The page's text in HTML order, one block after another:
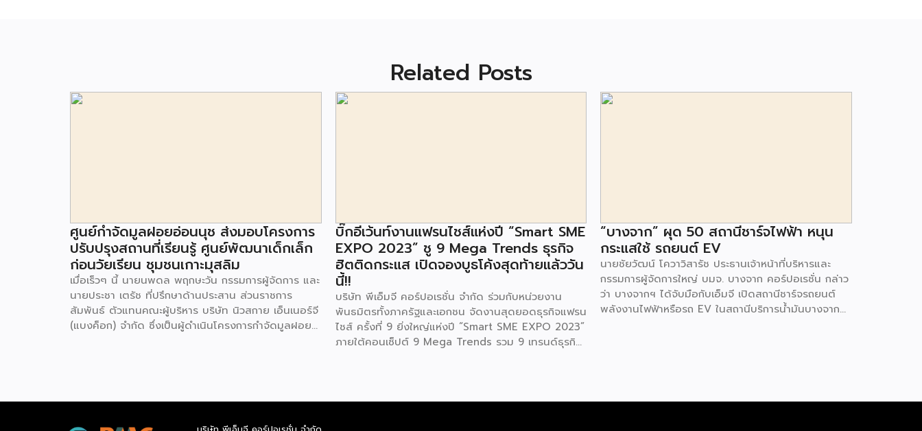
Related Posts
ศูนย์กำจัดมูลฝอยอ่อนนุช ส่งมอบโครงการ
ปรับปรุงสถานที่เรียนรู้ ศูนย์พัฒนาเด็กเล็ก
ก่อนวัยเรียน ชุมชนเกาะมุสลิม
เมื่อเร็วๆ นี้ นายนพดล พฤกษะวัน กรรมการผู้จัดการ และ
นายประชา เตรัช ที่ปรึกษาด้านประสาน ส่วนราชการ
สัมพันธ์ ตัวแทนคณะผู้บริหาร บริษัท นิวสกาย เอ็นเนอร์จี
ศูนย์พัฒนาเด็กเล็ก ก่อนวัยเรียน ชุมชนเกาะมุสลิม แขวง
บิ๊กอีเว้นท์งานแฟรนไชส์แห่งปี “Smart SME
EXPO 2023” ชู 9 Mega Trends ธุรกิจ
ฮิตติดกระแส เปิดจองบูธโค้งสุดท้ายแล้ววัน
นี้!!
บริษัท พีเอ็มจี คอร์ปอเรชั่น จำกัด ร่วมกับหน่วยงาน
พันธมิตรทั้งภาครัฐและเอกชน จัดงานสุดยอดธุรกิจแฟรน
ไชส์ ครั้งที่ 9 ยิ่งใหญ่แห่งปี “Smart SME EXPO 2023”
Coffee & Beverage Trends, Education Trends,
“บางจาก” ผุด 50 สถานีชาร์จไฟฟ้า หนุน
กระแสใช้ รถยนต์ EV
นายชัยวัฒน์ โควาวิสารัช ประธานเจ้าหน้าที่บริหารและ
กรรมการผู้จัดการใหญ่ บมจ. บางจาก คอร์ปอเรชั่น กล่าว
ว่า บางจากฯ ได้จับมือกับเอ็มจี เปิดสถานีชาร์จรถยนต์
สะดวกให้ผู้ใช้รถ EV ที่เพิ่มขึ้น สำหรับความร่วมมือครั้งนี้